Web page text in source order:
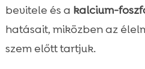
bevitele és a kalcium-
hatásait, miközben az
szem előtt tartjuk.